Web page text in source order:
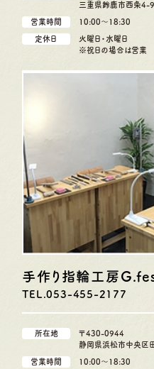
三重県鈴鹿市西条4-
営業時間 10:00〜18:30
定休日
火曜日・水曜日
※祝日の場合は営業
手作り指輪工房
TEL.053-455-2177
所在地
〒430-0944
静岡県浜松市中央区
営業時間 10:00〜18:30